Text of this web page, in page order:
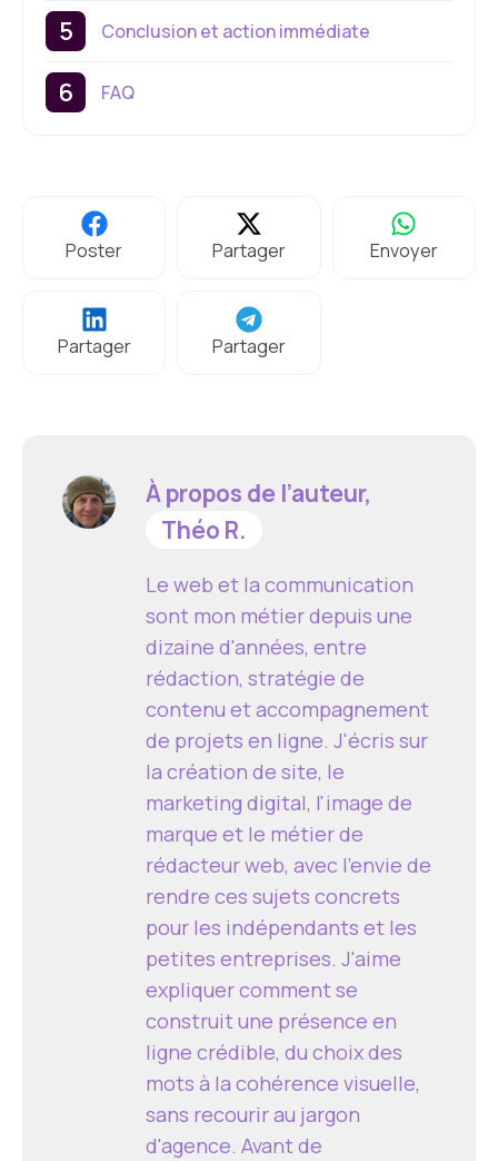
Conclusion et action immédiate
FAQ
Poster Partager Envoyer
Partager Partager
À propos de l’auteur,
Théo R.
Le web et la communication
sont mon métier depuis une
dizaine d'années, entre
rédaction, stratégie de
contenu et accompagnement
de projets en ligne. J'écris sur
la création de site, le
marketing digital, l'image de
marque et le métier de
rédacteur web, avec l'envie de
rendre ces sujets concrets
pour les indépendants et les
petites entreprises. J'aime
expliquer comment se
construit une présence en
ligne crédible, du choix des
mots à la cohérence visuelle,
sans recourir au jargon
d'agence. Avant de